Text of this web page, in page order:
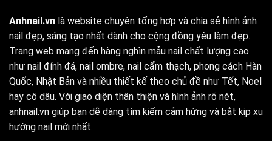
Anhnail.vn là website chuyên tổng hợp và chia sẻ hình ảnh
nail đẹp, sáng tạo nhất dành cho cộng đồng yêu làm đẹp.
Trang web mang đến hàng nghìn mẫu nail chất lượng cao
như nail đính đá, nail ombre, nail cẩm thạch, phong cách Hàn
Quốc, Nhật Bản và nhiều thiết kế theo chủ đề như Tết, Noel
hay cô dâu. Với giao diện thân thiện và hình ảnh rõ nét,
anhnail.vn giúp bạn dễ dàng tìm kiếm cảm hứng và bắt kịp xu
hướng nail mới nhất.